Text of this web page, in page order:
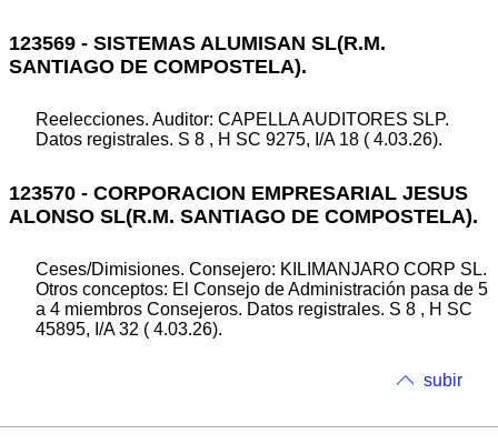
123569 - SISTEMAS ALUMISAN SL(R.M.
SANTIAGO DE COMPOSTELA).
Reelecciones. Auditor: CAPELLA AUDITORES SLP.
Datos registrales. S 8 , H SC 9275, I/A 18 ( 4.03.26).
123570 - CORPORACION EMPRESARIAL JESUS
ALONSO SL(R.M. SANTIAGO DE COMPOSTELA).
Ceses/Dimisiones. Consejero: KILIMANJARO CORP SL.
Otros conceptos: El Consejo de Administración pasa de 5
a 4 miembros Consejeros. Datos registrales. S 8 , H SC
45895, I/A 32 ( 4.03.26).
subir